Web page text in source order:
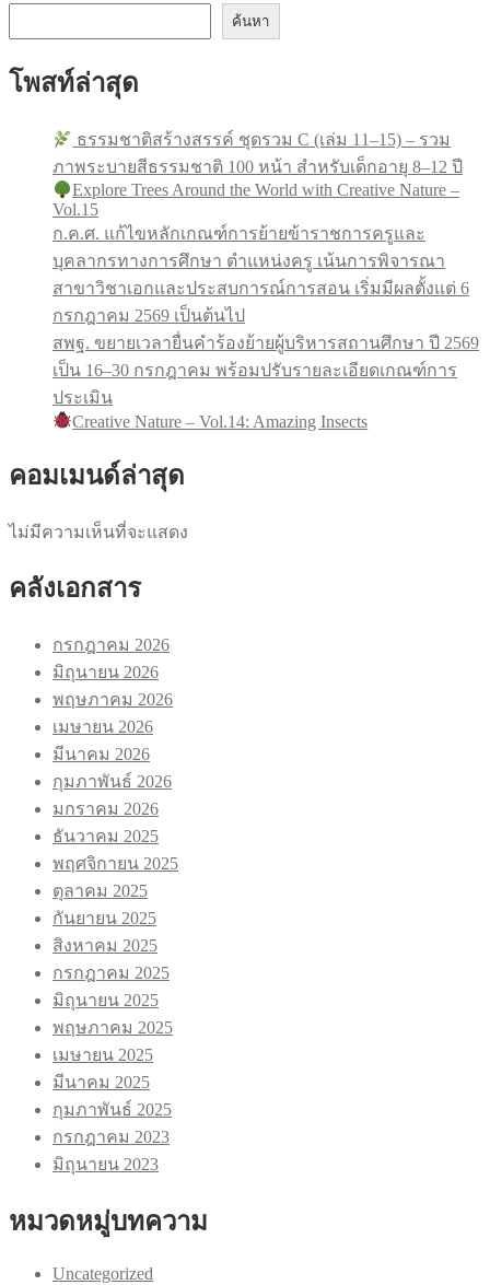
ค้นหา
โพสท์ล่าสุด
ธรรมชาติสร้างสรรค์ ชุดรวม C (เล่ม 11–15) – รวม
ภาพระบายสีธรรมชาติ 100 หน้า สำหรับเด็กอายุ 8–12 ปี
Explore Trees Around the World with Creative Nature –
Vol.15
ก.ค.ศ. แก้ไขหลักเกณฑ์การย้ายข้าราชการครูและ
บุคลากรทางการศึกษา ตำแหน่งครู เน้นการพิจารณา
สาขาวิชาเอกและประสบการณ์การสอน เริ่มมีผลตั้งแต่ 6
กรกฎาคม 2569 เป็นต้นไป
สพฐ. ขยายเวลายื่นคำร้องย้ายผู้บริหารสถานศึกษา ปี 2569
เป็น 16–30 กรกฎาคม พร้อมปรับรายละเอียดเกณฑ์การ
ประเมิน
Creative Nature – Vol.14: Amazing Insects
คอมเมนด์ล่าสุด
ไม่มีความเห็นที่จะแสดง
คลังเอกสาร
กรกฎาคม 2026
มิถุนายน 2026
พฤษภาคม 2026
เมษายน 2026
มีนาคม 2026
กุมภาพันธ์ 2026
มกราคม 2026
ธันวาคม 2025
พฤศจิกายน 2025
ตุลาคม 2025
กันยายน 2025
สิงหาคม 2025
กรกฎาคม 2025
มิถุนายน 2025
พฤษภาคม 2025
เมษายน 2025
มีนาคม 2025
กุมภาพันธ์ 2025
กรกฎาคม 2023
มิถุนายน 2023
หมวดหมู่บทความ
Uncategorized